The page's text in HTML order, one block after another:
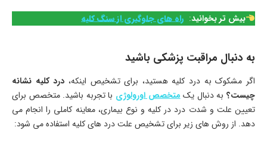
بیش تر بخوانید: راه های جلوگیری از سنگ کلیه
به دنبال مراقبت پزشکی باشید
اگر مشکوک به درد کلیه هستید، برای تشخیص اینکه، درد کلیه نشانه
چیست؟به دنبال یکمتخصص اورولوژی با تجربه باشید. متخصص برای
تعیین علت و شدت درد در کلیه و نوع بیماری، معاینه کاملی را انجام می
دهد. از روش های زیر برای تشخیص علت درد های کلیه استفاده می شود: